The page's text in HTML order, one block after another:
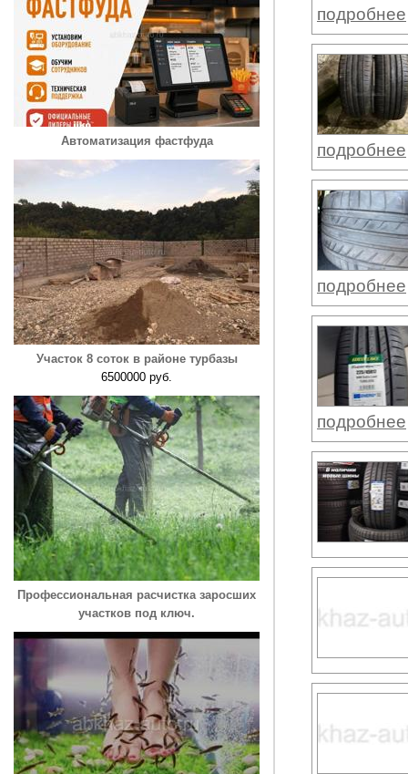
Автоматизация фастфуда
Участок 8 соток в районе турбазы
6500000 руб.
Профессиональная расчистка заросших
участков под ключ.
подробнее
подробнее
подробнее
подробнее